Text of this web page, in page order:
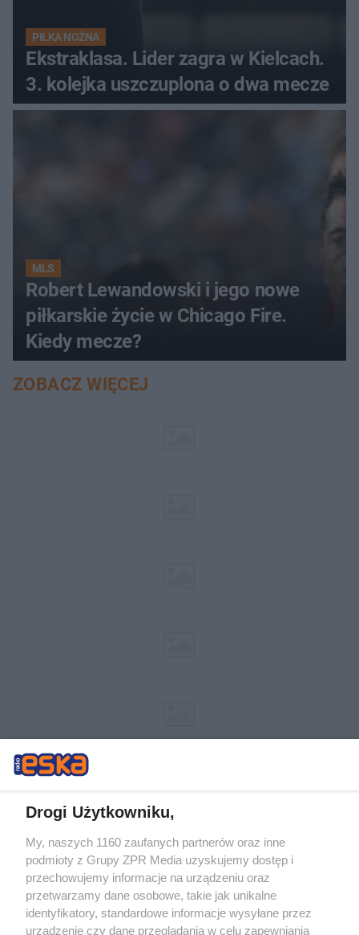
PIŁKA NOŻNA
Ekstraklasa. Lider zagra w Kielcach.
3. kolejka uszczuplona o dwa mecze
MLS
Robert Lewandowski i jego nowe
piłkarskie życie w Chicago Fire.
Kiedy mecze?
ZOBACZ WIĘCEJ
Żaden utwór zamieszczony w serwisie nie może być powielany i
rozpowszechniany lub dalej rozpowszechniany w jakikolwiek sposób (w
tym także elektroniczny lub mechaniczny) na jakimkolwiek polu
eksploatacji w jakiejkolwiek formie, włącznie z umieszczaniem w
Internecie bez pisemnej zgody właściciela praw. Jakiekolwiek użycie lub
wykorzystanie utworów w całości lub w części z naruszeniem prawa,
tzn. bez właściwej zgody, jest zabronione pod groźbą kary i może być
Drogi Użytkowniku,
My, naszych 1160 zaufanych partnerów oraz inne
podmioty z Grupy ZPR Media uzyskujemy dostęp i
przechowujemy informacje na urządzeniu oraz
przetwarzamy dane osobowe, takie jak unikalne
identyfikatory, standardowe informacje wysyłane przez
urządzenie czy dane przeglądania w celu zapewniania